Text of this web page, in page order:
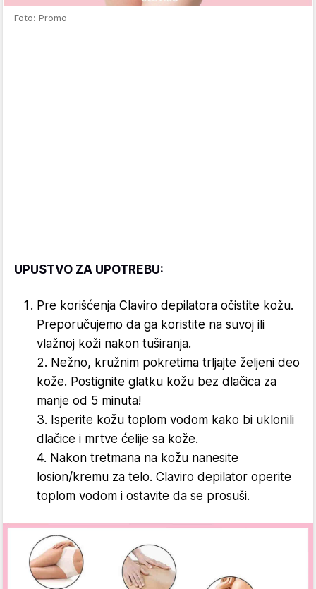
Foto: Promo
UPUSTVO ZA UPOTREBU:
Pre korišćenja Claviro depilatora očistite kožu.
Preporučujemo da ga koristite na suvoj ili
vlažnoj koži nakon tuširanja.
2. Nežno, kružnim pokretima trljajte željeni deo
kože. Postignite glatku kožu bez dlačica za
manje od 5 minuta!
3. Isperite kožu toplom vodom kako bi uklonili
dlačice i mrtve ćelije sa kože.
4. Nakon tretmana na kožu nanesite
losion/kremu za telo. Claviro depilator operite
toplom vodom i ostavite da se prosuši.